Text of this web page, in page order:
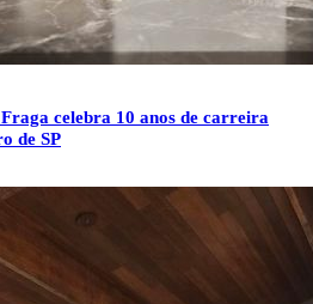
celebra 10 anos de carreira
de SP